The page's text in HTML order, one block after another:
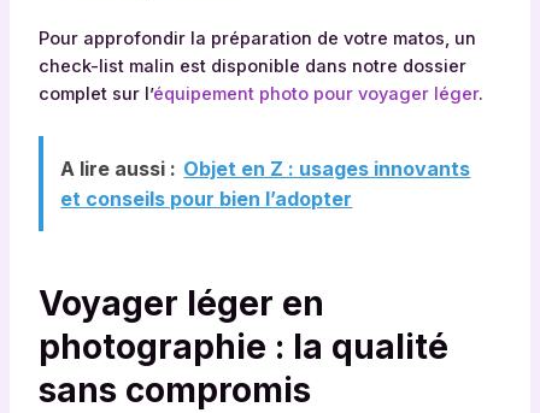
Pour approfondir la préparation de votre matos, un
check-list malin est disponible dans notre dossier
complet sur l’équipement photo pour voyager léger.
A lire aussi : Objet en Z : usages innovants
et conseils pour bien l’adopter
Voyager léger en
photographie : la qualité
sans compromis